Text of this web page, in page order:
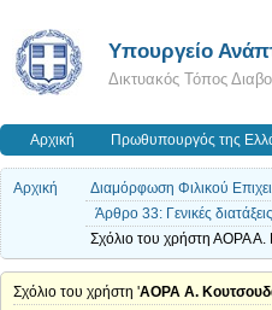
Υπουργείο
Δικτυακός Τόπος
Αρχική Πρωθυπουργός της
Αρχική
Διαμόρφωση Φιλικού
Άρθρο 33: Γενικές διατάξεις
Σχόλιο του χρήστη ΑΟΡΑ
Σχόλιο του χρήστη 'ΑΟΡΑ Α.